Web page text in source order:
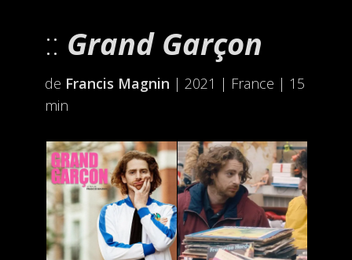
Grand Garçon
de Francis Magnin | 2021 | France | 15
min